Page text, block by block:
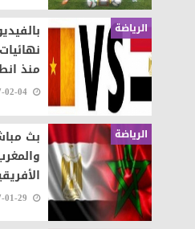
الرياضة
منذ
2017-02-04
الرياضة
بث